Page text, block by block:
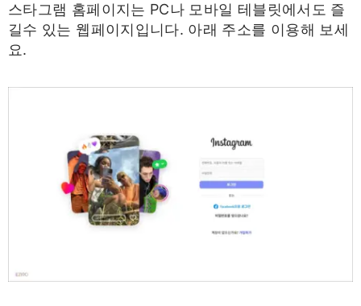
스타그램 홈페이지는 PC나 모바일 테블릿에서도 즐
길수 있는 웹페이지입니다. 아래 주소를 이용해 보세
요.